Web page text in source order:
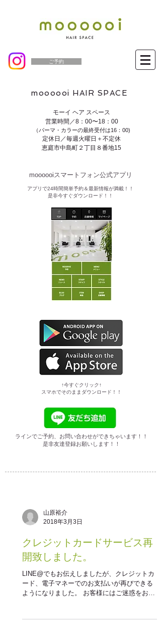
ご予約
moooooi HAIR SPACE
モーイ ヘア スペース
営業時間／8：00〜18：00
（パーマ・カラーの最終受付は16：00)
定休日／毎週火曜日＋不定休
恵庭市中島町２丁目８番地15
moooooiスマートフォン公式アプリ​
​アプリで24時間簡単予約＆最新情報が満載！！
是非今すぐダウンロード！！
​↑今すぐクリック↑
スマホでそのままダウンロード！！
ラインでご予約、お問い合わせができちゃいます！！
是非友達登録お願いします！！
山原裕介
2018年3月3日
クレジットカードサービス再
開致しました。
LINE@でもお伝えしましたが、クレジットカ
ード、電子マネーでのお支払いが再びできる
ようになりました。 お客様にはご迷惑をおか